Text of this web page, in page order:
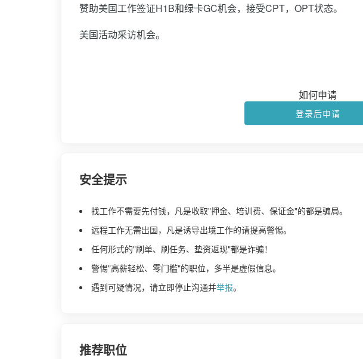
赞助美国工作签证H1B和绿卡GC机会，接受CPT，OPT状态。
美国活动采访机会。
如何申请
登录后申请
安全提示
找工作不需要先付钱，凡是收取"押金、培训费、保证金"的都是骗局。
远程工作无需出国，凡是诱导出境工作的请提高警惕。
任何形式的"刷单、刷任务、垫资返现"都是诈骗！
警惕"高薪轻松、零门槛"的职位，多半是虚假信息。
遇到可疑情况，请立即停止沟通并举报。
推荐职位